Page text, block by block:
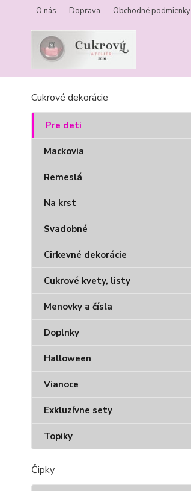
O nás Doprava Obchodné podmienky
Cukrové dekorácie
Pre deti
Mackovia
Remeslá
Na krst
Svadobné
Cirkevné dekorácie
Cukrové kvety, listy
Menovky a čísla
Doplnky
Halloween
Vianoce
Exkluzívne sety
Topiky
Čipky